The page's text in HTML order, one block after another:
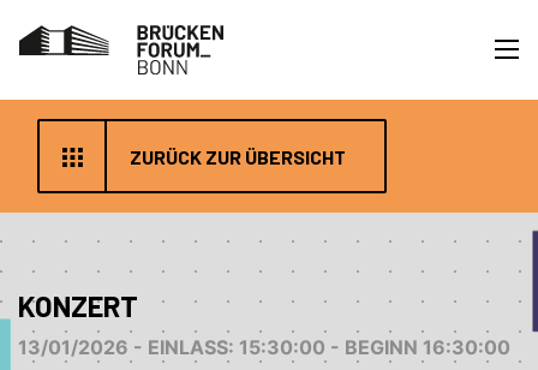
ZURÜCK ZUR ÜBERSICHT
KONZERT
13/01/2026 - EINLASS: 15:30:00 - BEGINN 16:30:00